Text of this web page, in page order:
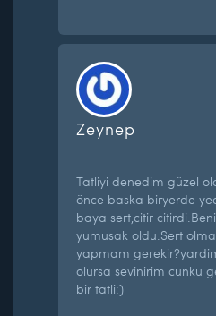
Zeynep
Tatliyi denedim güzel
önce baska biryerde
baya sert,citir
yumusak oldu.Sert
yapmam
olursa sevinirim cunku
bir tatli:)